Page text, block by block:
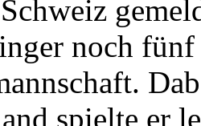
noch
spielte er